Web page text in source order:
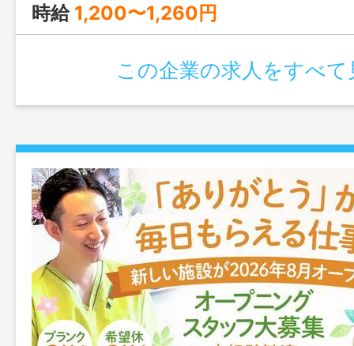
時給 1,200〜1,260円
この企業の求人をすべて